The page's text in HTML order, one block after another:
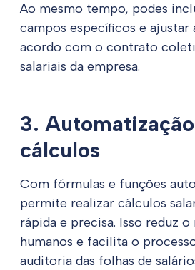
Ao mesmo tempo, podes
campos específicos e ajustar
acordo com o contrato
salariais da empresa.
3.
cálculos
Com fórmulas e funções
permite realizar cálculos
rápida e precisa. Isso reduz
humanos e facilita o
auditoria das folhas de